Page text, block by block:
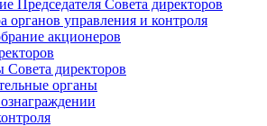
Председателя Совета директоров
органов управления и контроля
акционеров
Совета директоров
органы